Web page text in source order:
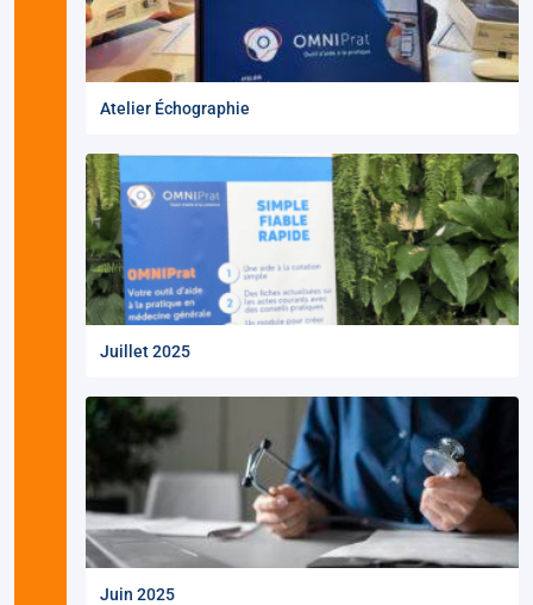
Atelier Échographie
Juillet 2025
Juin 2025